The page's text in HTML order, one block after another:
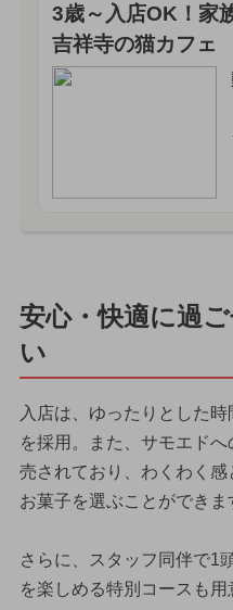
3歳～入店OK！家
吉祥寺の猫カフェ
安心・快適に過
い
入店は、ゆったりとした
を採用。また、サモエド
売されており、わくわく
お菓子を選ぶことができま
さらに、スタッフ同伴で1
を楽しめる特別コースも